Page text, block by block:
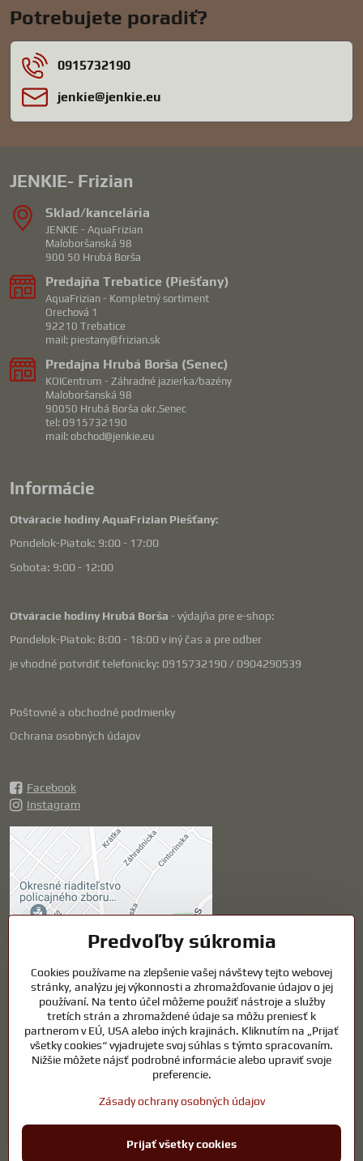
Potrebujete poradiť?
0915732190
jenkie​@jenkie​.eu
JENKIE- Frizian
Sklad/kancelária
JENKIE - AquaFrizian
Maloboršanská 98
900 50 Hrubá Borša
Predajňa Trebatice (Piešťany)
AquaFrizian - Kompletný sortiment
Orechová 1
92210 Trebatice
mail: piestany@frizian.sk
Predajna Hrubá Borša (Senec)
KOICentrum - Záhradné jazierka/bazény
Maloboršanská 98
90050 Hrubá Borša okr.Senec
tel: 0915732190
mail: obchod@jenkie.eu
Informácie
Otváracie hodiny AquaFrizian Piešťany:
Pondelok-Piatok: 9:00 - 17:00
Sobota: 9:00 - 12:00
Otváracie hodiny Hrubá Borša - výdajňa pre e-shop:
Pondelok-Piatok: 8:00 - 18:00 v iný čas a pre odber
je vhodné potvrdiť telefonicky: 0915732190 / 0904290539
Poštovné a obchodné podmienky
Ochrana osobných údajov
Facebook
Instagram
Externý obsah je
blokovaný Voľbami
súkromia
Prajete si načítať externý obsah?
Povoliť tentokrát
Povoliť a zapamätať -
súhlas s druhom cookie:
Funkčné
Otvoriť obsah v novom okne
©2026Copyright
Predvoľby súkromia
Cookies používame na zlepšenie vašej návštevy tejto webovej
stránky, analýzu jej výkonnosti a zhromažďovanie údajov o jej
používaní. Na tento účel môžeme použiť nástroje a služby
tretích strán a zhromaždené údaje sa môžu preniesť k
partnerom v EÚ, USA alebo iných krajinách. Kliknutím na „Prijať
všetky cookies“ vyjadrujete svoj súhlas s týmto spracovaním.
Nižšie môžete nájsť podrobné informácie alebo upraviť svoje
preferencie.
Zásady ochrany osobných údajov
Prijať všetky cookies